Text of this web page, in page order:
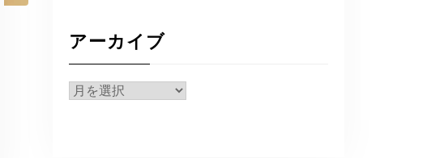
リ
アーカイブ
ア